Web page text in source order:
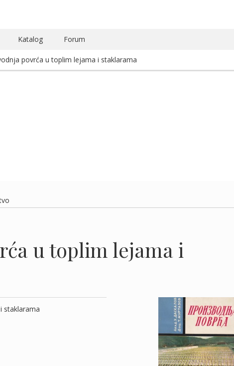
Katalog Forum
povrća u toplim lejama i staklarama
u toplim lejama i
staklarama